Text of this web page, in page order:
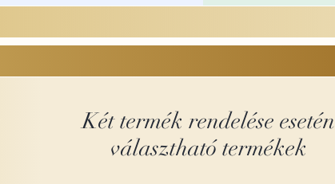
Két termék rendelése esetén
választható termékek